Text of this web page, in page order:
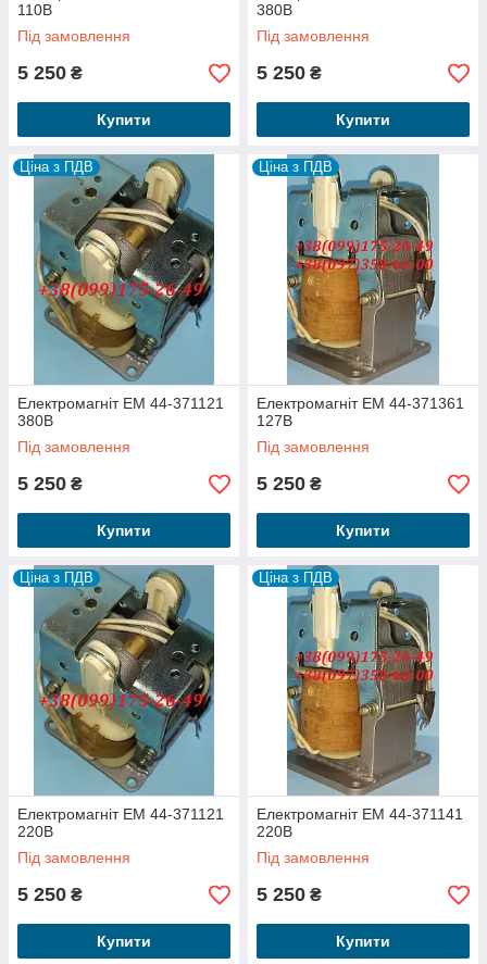
110В
Під замовлення
5 250 ₴
Купити
380В
Під замовлення
5 250 ₴
Купити
Ціна з ПДВ
Електромагніт ЕМ 44-371121
380В
Під замовлення
5 250 ₴
Купити
Ціна з ПДВ
Електромагніт ЕМ 44-371361
127В
Під замовлення
5 250 ₴
Купити
Ціна з ПДВ
Електромагніт ЕМ 44-371121
220В
Під замовлення
5 250 ₴
Купити
Ціна з ПДВ
Електромагніт ЕМ 44-371141
220В
Під замовлення
5 250 ₴
Купити